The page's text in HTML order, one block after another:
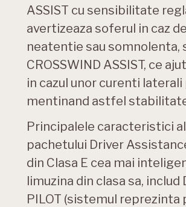
ASSIST cu sensibilitate
avertizeaza soferul in caz de
neatentie sau somnolenta,
CROSSWIND ASSIST, ce
in cazul unor curenti
mentinand astfel
Principalele caracteristici
pachetului Driver
din Clasa E cea mai
limuzina din clasa sa, includ
PILOT (sistemul reprezinta